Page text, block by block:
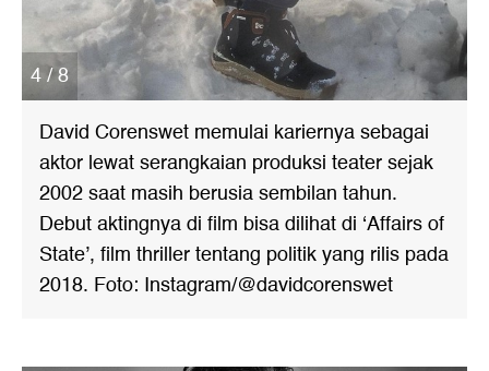
4 / 8
David Corenswet memulai kariernya sebagai
aktor lewat serangkaian produksi teater sejak
2002 saat masih berusia sembilan tahun.
Debut aktingnya di film bisa dilihat di ‘Affairs of
State’, film thriller tentang politik yang rilis pada
2018. Foto: Instagram/@davidcorenswet